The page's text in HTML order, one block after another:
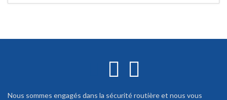
Nous sommes engagés dans la sécurité routière et nous vous